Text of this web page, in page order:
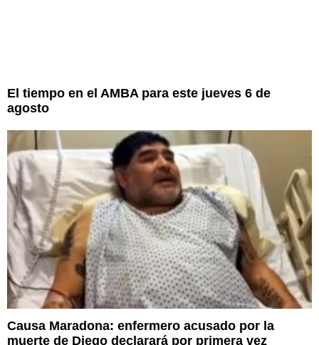
El tiempo en el AMBA para este jueves 6 de
agosto
Causa Maradona: enfermero acusado por la
muerte de Diego declarará por primera vez